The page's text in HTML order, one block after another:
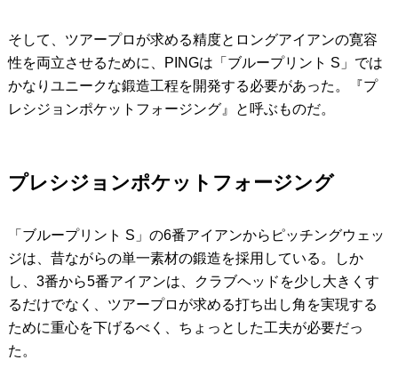
そして、ツアープロが求める精度とロングアイアンの寛容
性を両立させるために、PINGは「ブループリント S」では
かなりユニークな鍛造工程を開発する必要があった。『プ
レシジョンポケットフォージング』と呼ぶものだ。
プレシジョンポケットフォージング
「ブループリント S」の6番アイアンからピッチングウェッ
ジは、昔ながらの単一素材の鍛造を採用している。しか
し、3番から5番アイアンは、クラブヘッドを少し大きくす
るだけでなく、ツアープロが求める打ち出し角を実現する
ために重心を下げるべく、ちょっとした工夫が必要だっ
た。